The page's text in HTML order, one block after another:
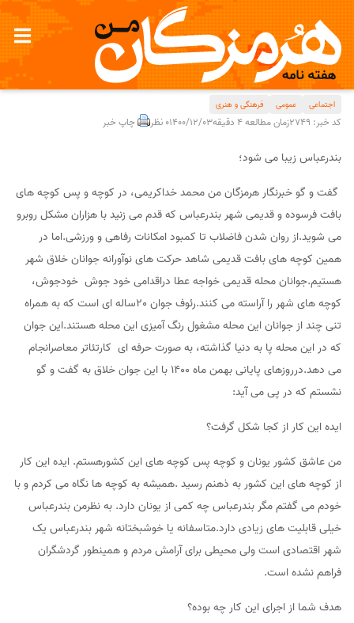
کنچیل های مهربانی در دل محلات قدیمی
اجتماعی عمومی فرهنگی و هنری
کد خبر: 2749 زمان مطالعه 4 دقیقه 1400/12/030 نظر چاپ خبر
بندرعباس زیبا می شود؛
گفت و گو خبرنگار هرمزگان من محمد خداکریمی، در کوچه و پس کوچه های
بافت فرسوده و قدیمی شهر بندرعباس که قدم می زنید با هزاران مشکل روبرو
می شوید.از روان شدن فاضلاب تا کمبود امکانات رفاهی و ورزشی.اما در
همین کوچه های بافت قدیمی شاهد حرکت های نوآورانه جوانان خلاق شهر
هستیم.جوانان محله قدیمی خواجه عطا دراقدامی خود جوش خودجوش،
کوچه های شهر را آراسته می کنند.رئوف جوان 20ساله ای است که به همراه
تنی چند از جوانان این محله مشغول رنگ آمیزی این محله هستند.این جوان
که در این محله پا به دنیا گذاشته، به صورت حرفه ای کارتئاتر معاصرانجام
می دهد.درروزهای پایانی بهمن ماه 1400 با این جوان خلاق به گفت و گو
نشستم که در پی می آید:
ایده این کار از کجا شکل گرفت؟
من عاشق کشور یونان و کوچه پس کوچه های این کشورهستم. ایده این کار
از کوچه های این کشور به ذهنم رسید .همیشه به کوچه ها نگاه می کردم و با
خودم می گفتم مگر بندرعباس چه کمی از یونان دارد. به نظرمن بندرعباس
خیلی قابلیت های زیادی دارد.متاسفانه یا خوشبختانه شهر بندرعباس یک
شهر اقتصادی است ولی محیطی برای آرامش مردم و همینطور گردشگران
فراهم نشده است.
هدف شما از اجرای این کار چه بوده؟